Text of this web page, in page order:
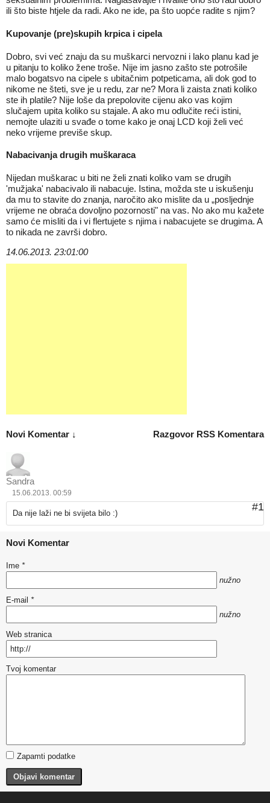
ili što biste htjele da radi. Ako ne ide, pa što uopće radite s njim?
Kupovanje (pre)skupih krpica i cipela
Dobro, svi već znaju da su muškarci nervozni i lako planu kad je
u pitanju to koliko žene troše. Nije im jasno zašto ste potrošile
malo bogatsvo na cipele s ubitačnim potpeticama, ali dok god to
nikome ne šteti, sve je u redu, zar ne? Mora li zaista znati koliko
ste ih platile? Nije loše da prepolovite cijenu ako vas kojim
slučajem upita koliko su stajale. A ako mu odlučite reći istini,
nemojte ulaziti u svađe o tome kako je onaj LCD koji želi već
neko vrijeme previše skup.
Nabacivanja drugih muškaraca
Nijedan muškarac u biti ne želi znati koliko vam se drugih
'mužjaka' nabacivalo ili nabacuje. Istina, možda ste u iskušenju
da mu to stavite do znanja, naročito ako mislite da u „posljednje
vrijeme ne obraća dovoljno pozornosti" na vas. No ako mu kažete
samo će misliti da i vi flertujete s njima i nabacujete se drugima. A
to nikada ne završi dobro.
14.06.2013. 23:01:00
Razgovor RSS Komentara
Novi Komentar ↓
Sandra
15.06.2013. 00:59
#1
Da nije laži ne bi svijeta bilo :)
Novi Komentar
Ime *
nužno
E-mail *
nužno
Web stranica
Tvoj komentar
Zapamti podatke
Objavi komentar